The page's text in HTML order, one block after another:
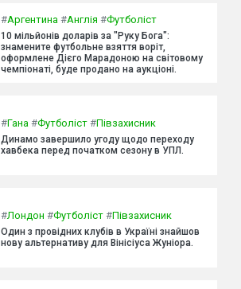
#Аргентина #Англія #Футболіст
10 мільйонів доларів за "Руку Бога":
знамените футбольне взяття воріт,
оформлене Дієго Марадоною на світовому
чемпіонаті, буде продано на аукціоні.
#Гана #Футболіст #Півзахисник
Динамо завершило угоду щодо переходу
хавбека перед початком сезону в УПЛ.
#Лондон #Футболіст #Півзахисник
Один з провідних клубів в Україні знайшов
нову альтернативу для Вінісіуса Жуніора.